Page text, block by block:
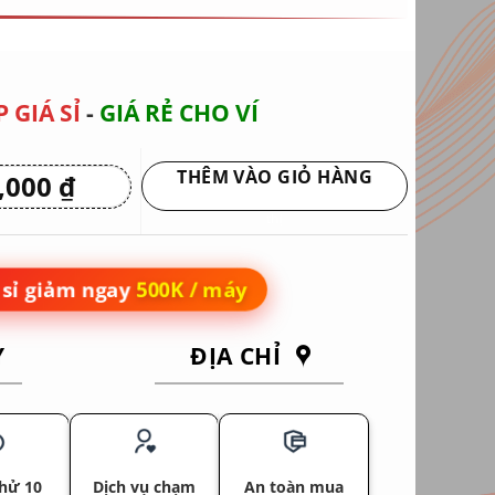
GIÁ SỈ- GIÁ RẺ CHO VÍ
₫Giá
tại
5,950,000 ₫.
THÊM VÀO GIỎ HÀNG
giảm ngay 500K / máy
ĐỊA CHỈ
10
Dịch vụ chạm
An toàn mua